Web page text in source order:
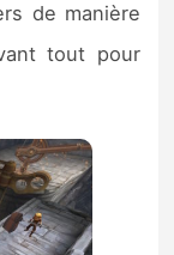
de manière
tout pour